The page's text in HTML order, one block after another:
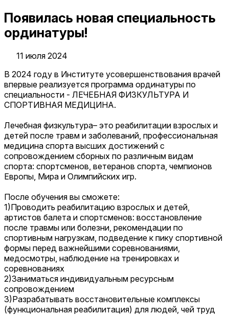
Появилась новая специальность
ординатуры!
11 июля 2024
В 2024 году в Институте усовершенствования врачей
впервые реализуется программа ординатуры по
специальности - ЛЕЧЕБНАЯ ФИЗКУЛЬТУРА И
СПОРТИВНАЯ МЕДИЦИНА.
Лечебная физкультура– это реабилитации взрослых и
детей после травм и заболеваний, профессиональная
медицина спорта высших достижений с
сопровождением сборных по различным видам
спорта: спортсменов, ветеранов спорта, чемпионов
Европы, Мира и Олимпийских игр.
После обучения вы сможете:
1)Проводить реабилитацию взрослых и детей,
артистов балета и спортсменов: восстановление
после травмы или болезни, рекомендации по
спортивным нагрузкам, подведение к пику спортивной
формы перед важнейшими соревнованиями,
медосмотры, наблюдение на тренировках и
соревнованиях
2)Заниматься индивидуальным ресурсным
сопровождением
3)Разрабатывать восстановительные комплексы
(функциональная реабилитация) для людей, чей труд